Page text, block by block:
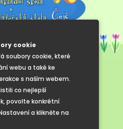
cookie
soubory cookie, které
webu a také ke
s naším webem.
co nejlepší
povolte konkrétní
a klikněte na
roku